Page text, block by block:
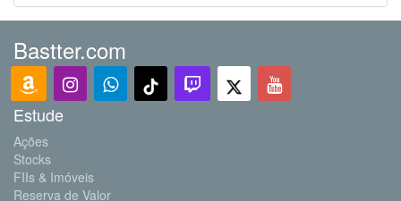
Bastter.com
Estude
Ações
Stocks
FIIs & Imóveis
Reserva de Valor